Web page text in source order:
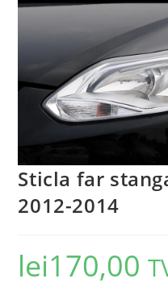
Sticla far
2012-2014
lei170,00